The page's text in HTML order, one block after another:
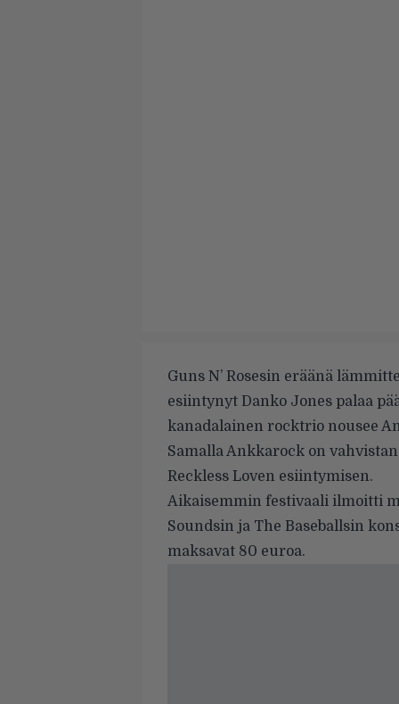
Guns N’ Rosesin eräänä
esiintynyt Danko Jones palaa
kanadalainen rocktrio nousee
Samalla Ankkarock on
Reckless Loven esiintymisen.
Aikaisemmin festivaali ilmoitti
Soundsin ja The Baseballsin
maksavat 80 euroa.